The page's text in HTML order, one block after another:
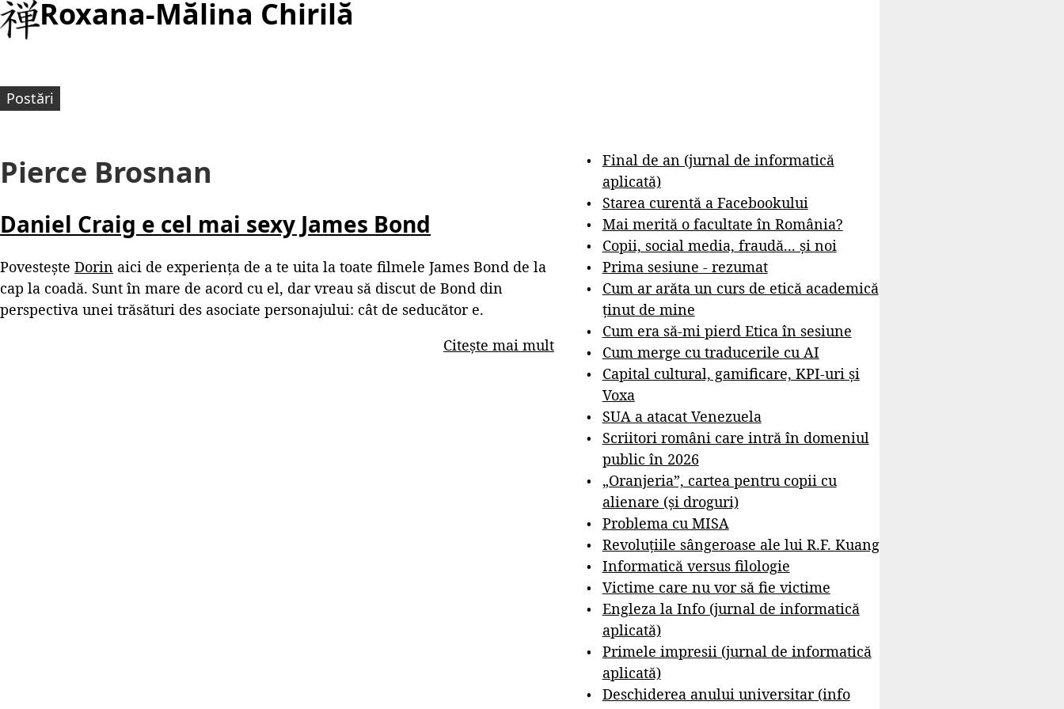
Roxana-Mălina Chirilă
Postări
Pierce Brosnan
Daniel Craig e cel mai sexy James Bond
Povestește Dorin aici de experiența de a te uita la toate filmele James Bond de la
cap la coadă. Sunt în mare de acord cu el, dar vreau să discut de Bond din
perspectiva unei trăsături des asociate personajului: cât de seducător e.
Citește mai mult
Final de an (jurnal de informatică
aplicată)
Starea curentă a Facebookului
Mai merită o facultate în România?
Copii, social media, fraudă... și noi
Prima sesiune - rezumat
Cum ar arăta un curs de etică academică
ținut de mine
Cum era să-mi pierd Etica în sesiune
Cum merge cu traducerile cu AI
Capital cultural, gamificare, KPI-uri și
Voxa
SUA a atacat Venezuela
Scriitori români care intră în domeniul
public în 2026
„Oranjeria”, cartea pentru copii cu
alienare (și droguri)
Problema cu MISA
Revoluțiile sângeroase ale lui R.F. Kuang
Informatică versus filologie
Victime care nu vor să fie victime
Engleza la Info (jurnal de informatică
aplicată)
Primele impresii (jurnal de informatică
aplicată)
Deschiderea anului universitar (info